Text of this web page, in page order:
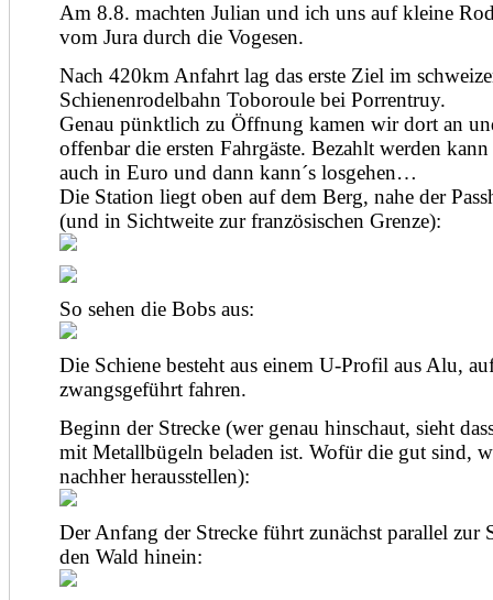
Am 8.8. machten Julian und ich uns auf kleine
vom Jura durch die Vogesen.
Nach 420km Anfahrt lag das erste Ziel im
Schienenrodelbahn Toboroule bei Porrentruy.
Genau pünktlich zu Öffnung kamen wir dort an
offenbar die ersten Fahrgäste. Bezahlt werden
auch in Euro und dann kann´s losgehen…
Die Station liegt oben auf dem Berg, nahe der
(und in Sichtweite zur französischen Grenze):
So sehen die Bobs aus:
Die Schiene besteht aus einem U-Profil aus Alu,
zwangsgeführt fahren.
Beginn der Strecke (wer genau hinschaut, sieht
mit Metallbügeln beladen ist. Wofür die gut sind,
nachher herausstellen):
Der Anfang der Strecke führt zunächst parallel zur
den Wald hinein: